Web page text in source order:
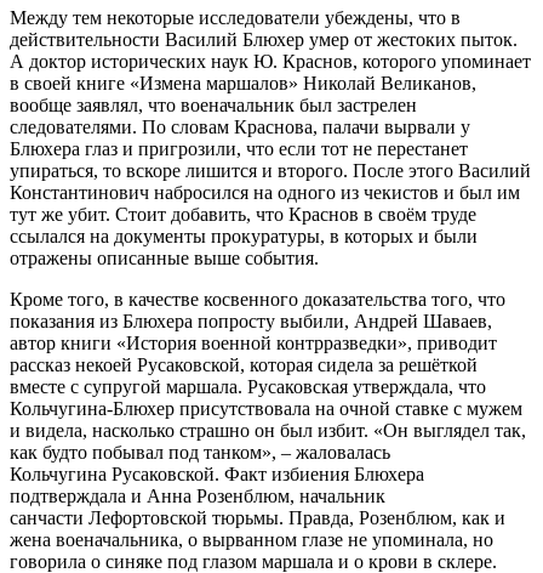
Между тем некоторые исследователи убеждены, что в
действительности Василий Блюхер умер от жестоких пыток.
А доктор исторических наук Ю. Краснов, которого упоминает
в своей книге «Измена маршалов» Николай Великанов,
вообще заявлял, что военачальник был застрелен
следователями. По словам Краснова, палачи вырвали у
Блюхера глаз и пригрозили, что если тот не перестанет
упираться, то вскоре лишится и второго. После этого Василий
Константинович набросился на одного из чекистов и был им
тут же убит. Стоит добавить, что Краснов в своём труде
ссылался на документы прокуратуры, в которых и были
отражены описанные выше события.
Кроме того, в качестве косвенного доказательства того, что
показания из Блюхера попросту выбили, Андрей Шаваев,
автор книги «История военной контрразведки», приводит
рассказ некоей Русаковской, которая сидела за решёткой
вместе с супругой маршала. Русаковская утверждала, что
Кольчугина-Блюхер присутствовала на очной ставке с мужем
и видела, насколько страшно он был избит. «Он выглядел так,
как будто побывал под танком», – жаловалась
Кольчугина Русаковской. Факт избиения Блюхера
подтверждала и Анна Розенблюм, начальник
санчасти Лефортовской тюрьмы. Правда, Розенблюм, как и
жена военачальника, о вырванном глазе не упоминала, но
говорила о синяке под глазом маршала и о крови в склере.